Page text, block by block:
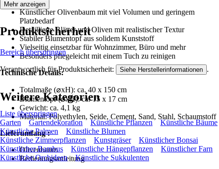
Künstlicher Olivenbaum mit viel Volumen und geringem
Platzbedarf
Detaillierte Blätter und Oliven mit realistischer Textur
Stabiler Blumentopf aus solidem Kunststoff
Vielseitig einsetzbar für Wohnzimmer, Büro und mehr
Besonders pflegeleicht mit einem Tuch zu reinigen
Technische Details:
Totalmaße (⌀xH): ca. 40 x 150 cm
Blumentopf (⌀xH): ca. 15 x 17 cm
Gewicht: ca. 4,1 kg
Material: Polyethylen, Seide, Cement, Sand, Stahl, Schaumstoff
Lieferumfang :
Olivenbaum
Bedienungsanleitung
Mehr anzeigen
Produktsicherheit
Bereich überspringen
Verantwortlich für Produktsicherheit: Siehe Herstellerinformationen .
Weitere Kategorien
Liste überspringen
Garten
Gartendekoration Künstliche Pflanzen
Künstliche Bäume
Künstliche Palmen
Künstliche Blumen
Künstliche Zimmerpflanzen
Kunstgräser
Künstlicher Bonsai
Künstlicher Bambus
Künstliche Hängepflanzen
Künstlicher Farn
Künstliche Orchideen
Künstliche Sukkulenten